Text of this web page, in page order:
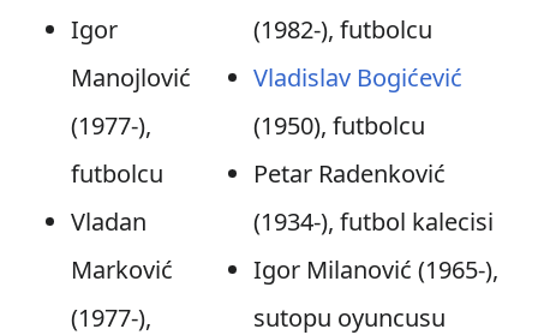
Igor
Manojlović
(1977-),
futbolcu
Vladan
Marković
(1977-),
(1982-), futbolcu
Vladislav Bogićević
(1950), futbolcu
Petar Radenković
(1934-), futbol kalecisi
Igor Milanović (1965-),
sutopu oyuncusu